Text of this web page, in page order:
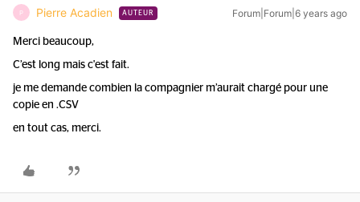
P Pierre Acadien AUTEUR Forum|Forum|6 years ago
Merci beaucoup,
C’est long mais c'est fait.
je me demande combien la compagnier m’aurait chargé pour une
copie en .CSV
en tout cas, merci.